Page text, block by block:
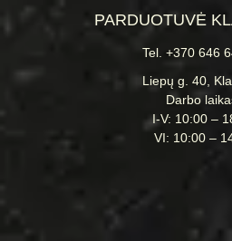
PARDUOTUVĖ
Tel. +370 646
Liepų g. 40,
Darbo
I-V: 10:00 –
VI: 10:00 –